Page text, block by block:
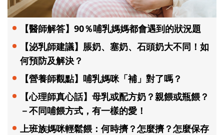
【醫師解答】90％哺乳媽媽都會遇到的狀況題
【泌乳師建議】脹奶、塞奶、石頭奶大不同！如
何預防及解決？
【營養師觀點】哺乳媽咪「補」對了嗎？
【心理師真心話】母乳或配方奶？親餵或瓶餵？
－不同哺餵方式，有一樣的愛！
上班族媽咪輕鬆餵：何時擠？怎麼擠？怎麼保存